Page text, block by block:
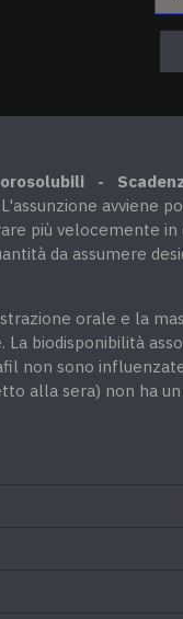
orosolubili -
avviene
più velocemente
da assumere
orale e la
biodisponibilità
non sono
alla sera) non ha